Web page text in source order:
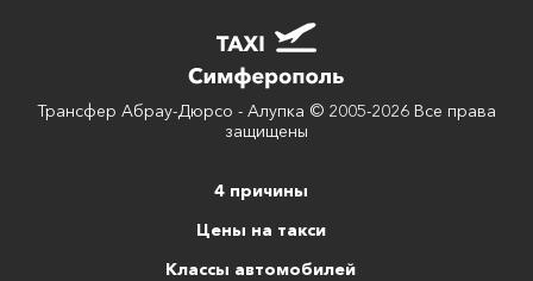
Трансфер Абрау-Дюрсо - Алупка © 2005-2026 Все права
защищены
4 причины
Цены на такси
Классы автомобилей